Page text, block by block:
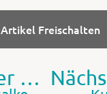
Artikel Freischalten
Vorheriger Artikel